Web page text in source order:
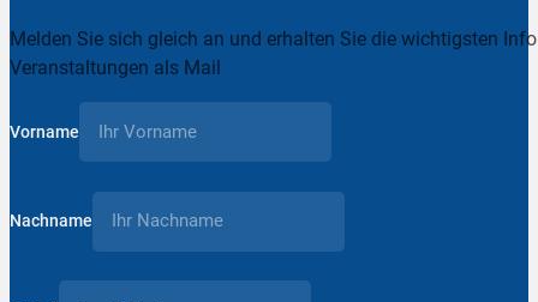
Melden Sie sich gleich an und erhalten Sie die wichtigsten
Veranstaltungen als Mail
Vorname
Nachname